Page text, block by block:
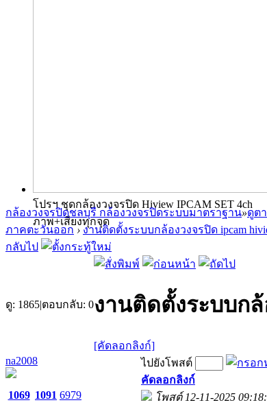
โปรฯ ชุดกล้องวงจรปิด Hiview IPCAM SET 4ch
ภาพ+เสียงทุกจุด
กล้องวงจรปิดชลบุรี กล้องวงจรปิดระบบมาตราฐาน»ดูต
ภาคตะวันออก › งานติดตั้งระบบกล้องวงจรปิด ipcam
กลับไป
ดู: 1865|ตอบกลับ: 0งานติดตั้งระบบกล้
[คัดลอกลิงก์]
na2008
1069 1091 6979
ไปยังโพสต์
คัดลอกลิงก์
โพสต์ 12-11-2025